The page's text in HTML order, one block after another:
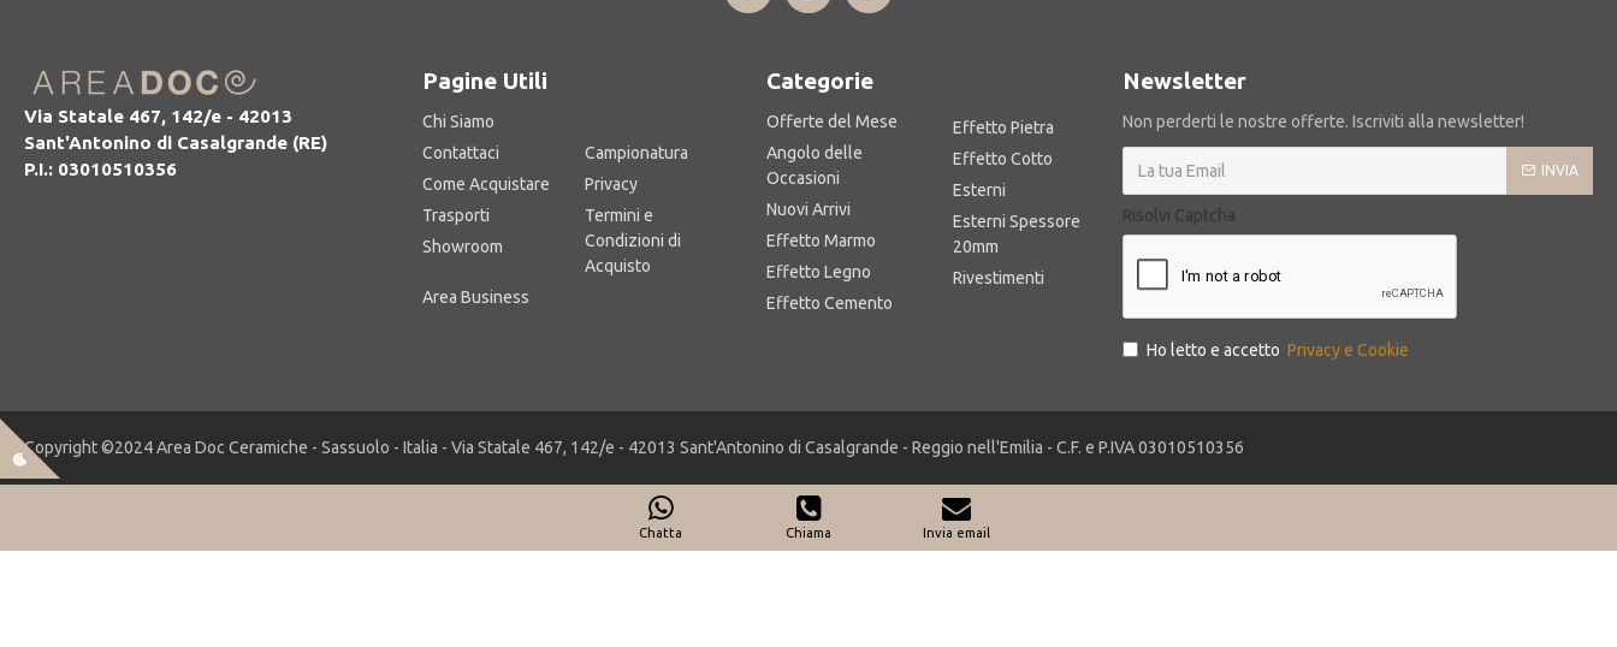
Via Statale 467, 142/e - 42013
Sant'Antonino di Casalgrande (RE)
P.I.: 03010510356
Pagine Utili
Chi Siamo
Contattaci
Come Acquistare
Trasporti
Showroom
Campionatura
Privacy
Termini e
Condizioni di
Acquisto
Categorie
Offerte del Mese
Angolo delle
Occasioni
Nuovi Arrivi
Effetto Marmo
Effetto Legno
Effetto Cemento
Effetto Pietra
Effetto Cotto
Esterni
Esterni Spessore
20mm
Rivestimenti
Newsletter
Non perderti le nostre offerte. Iscriviti alla newsletter!
INVIA
Risolvi Captcha
Ho letto e accetto Privacy e Cookie
Copyright ©2024 Area Doc Ceramiche - Sassuolo - Italia - Via Statale 467, 142/e - 42013 Sant'Antonino di Casalgrande - Reggio nell'Emilia - C.F. e P.IVA 03010510356
Chatta Chiama Invia email